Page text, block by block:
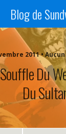
Blog de
2011 •
Du
Du